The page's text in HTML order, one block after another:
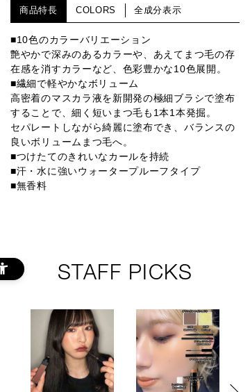
商品特長 COLORS 全成分表示
■10色のカラーバリエーション
艶やかで深みのあるカラーや、あえてまつ毛の存
在感を消すカラーなど、色彩豊かな10色展開。
■繊細で軽やかなボリューム
高密着のマスカラ液を新開発の極細ブラシで塗布
することで、細く短いまつ毛も1本1本発掘。
セパレートしながら綺麗に塗布でき、バランスの
良いボリュームまつ毛へ。
■つけたてのきれいなカールを持続
■汗・水に強いウォータープルーフタイプ
■無香料
STAFF PICKS